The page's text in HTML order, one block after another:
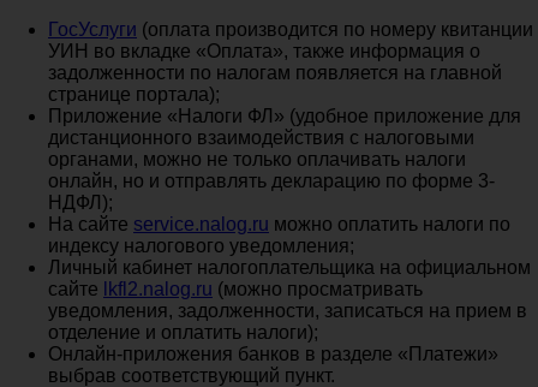
ГосУслуги (оплата производится по номеру квитанции
УИН во вкладке «Оплата», также информация о
задолженности по налогам появляется на главной
странице портала);
Приложение «Налоги ФЛ» (удобное приложение для
дистанционного взаимодействия с налоговыми
органами, можно не только оплачивать налоги
онлайн, но и отправлять декларацию по форме 3-
НДФЛ);
На сайте service.nalog.ru можно оплатить налоги по
индексу налогового уведомления;
Личный кабинет налогоплательщика на официальном
сайте
lkfl2.nalog.ru (можно просматривать
уведомления, задолженности, записаться на прием в
отделение и оплатить налоги);
Онлайн-приложения банков в разделе «Платежи»
выбрав соответствующий пункт.